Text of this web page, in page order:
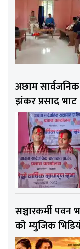
अछाम सार्वजनिक
झंकर प्रसाद भाट
सञ्चारकर्मी पवन
को म्युजिक